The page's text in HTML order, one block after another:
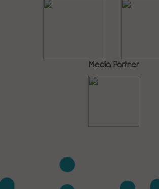
Media Partner